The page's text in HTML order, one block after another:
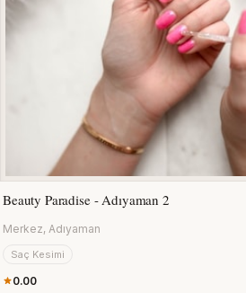
Beauty Paradise - Adıyaman 2
Merkez, Adıyaman
Saç Kesimi
0.00